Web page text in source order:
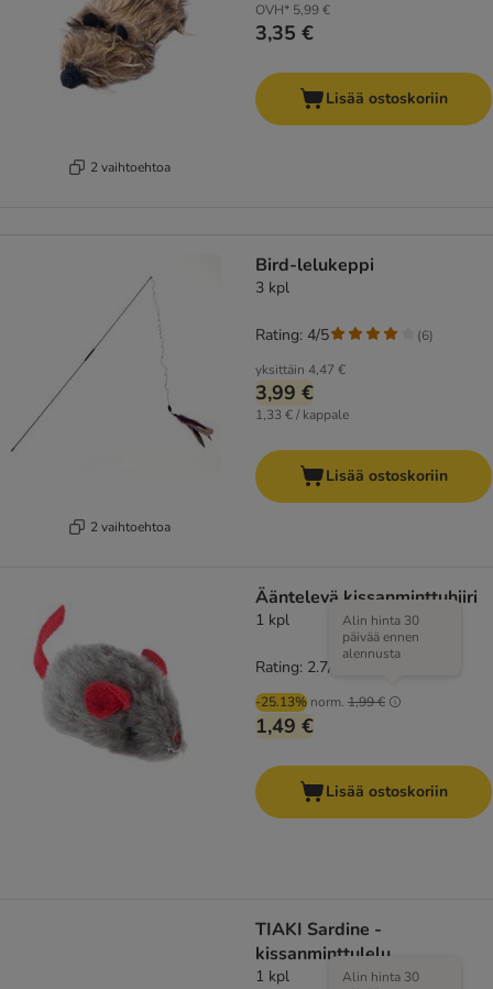
2 vaihtoehtoa
OVH* 5,99 €
3,35 €
Lisää ostoskoriin
2 vaihtoehtoa
Bird-lelukeppi
3 kpl
yksittäin 4,47 €
3,99 €
1,33 € / kappale
Rating: 4/5 (6)
Lisää ostoskoriin
Ääntelevä kissanminttuhiiri
1 kpl
-25.13% norm. 1,99 €
Alin hinta 30
päivää ennen
alennusta
1,49 €
Rating: 2.7/5
Lisää ostoskoriin
TIAKI Sardine -
kissanminttulelu
1 kpl
Alin hinta 30